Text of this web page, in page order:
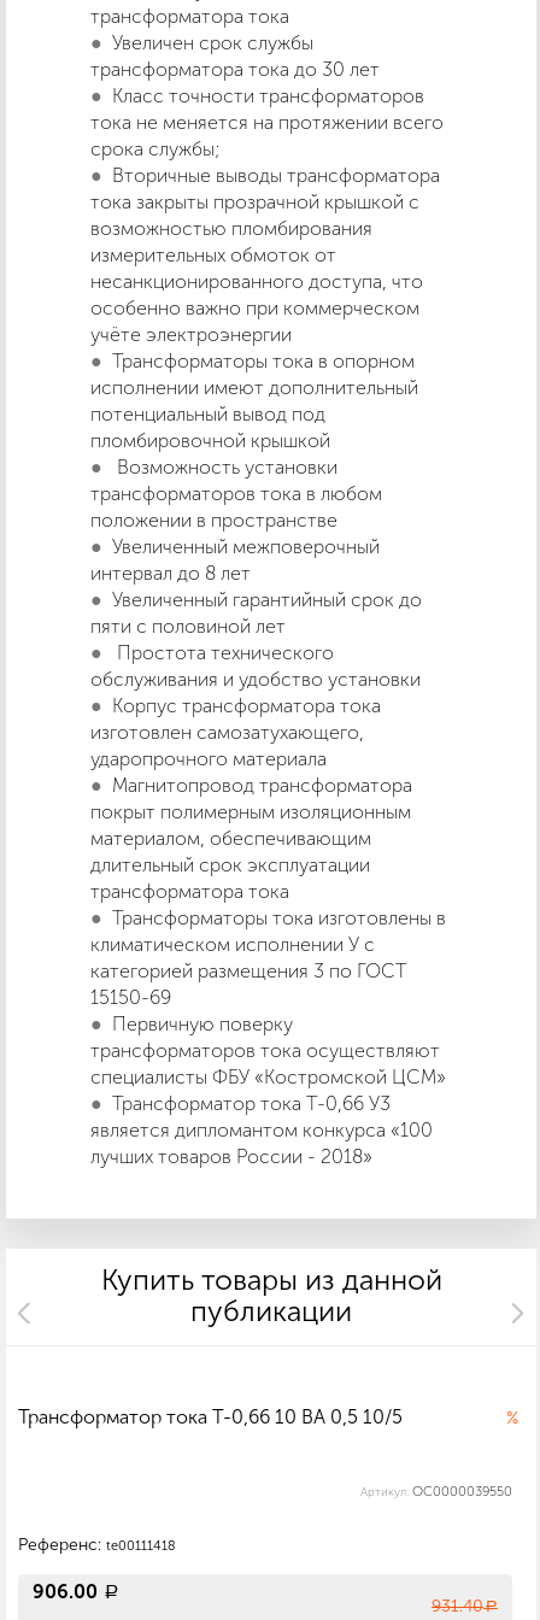
трансформатора тока
Увеличен срок службы
трансформатора тока до 30 лет
Класс точности трансформаторов
тока не меняется на протяжении всего
срока службы;
Вторичные выводы трансформатора
тока закрыты прозрачной крышкой с
возможностью пломбирования
измерительных обмоток от
несанкционированного доступа, что
особенно важно при коммерческом
учёте электроэнергии
Трансформаторы тока в опорном
исполнении имеют дополнительный
потенциальный вывод под
пломбировочной крышкой
Возможность установки
трансформаторов тока в любом
положении в пространстве
Увеличенный межповерочный
интервал до 8 лет
Увеличенный гарантийный срок до
пяти с половиной лет
Простота технического
обслуживания и удобство установки
Корпус трансформатора тока
изготовлен самозатухающего,
ударопрочного материала
Магнитопровод трансформатора
покрыт полимерным изоляционным
материалом, обеспечивающим
длительный срок эксплуатации
трансформатора тока
Трансформаторы тока изготовлены в
климатическом исполнении У с
категорией размещения 3 по ГОСТ
15150-69
Первичную поверку
трансформаторов тока осуществляют
специалисты ФБУ «Костромской ЦСМ»
Трансформатор тока Т-0,66 У3
является дипломантом конкурса «100
лучших товаров России - 2018»
Купить товары из данной
публикации
Трансформатор тока Т-0,66 10 ВА 0,5 10/5 %
Артикул: ОС0000039550
Референс: te00111418
906.00 a
931.40 a